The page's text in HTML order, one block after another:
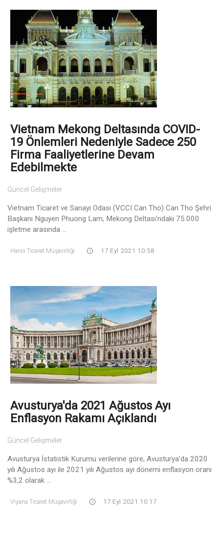
Vietnam Mekong Deltasında COVID-
19 Önlemleri Nedeniyle Sadece 250
Firma Faaliyetlerine Devam
Edebilmekte
Güncel Gelişmeler
Vietnam Ticaret ve Sanayi Odası (VCCI Can Tho) Can Tho Şehri
Başkanı Nguyen Phuong Lam, Mekong Deltası'ndaki 75.000
işletme arasında ...
Hanoi Ticaret Müşavirliği 17 Eyl 2021 10:58
Avusturya'da 2021 Ağustos Ayı
Enflasyon Rakamı Açıklandı
Güncel Gelişmeler
Avusturya İstatistik Kurumu verilerine göre, Avusturya'da 2020
yılı Ağustos ayı ile 2021 yılı Ağustos ayı dönemi enflasyon oranı
%3,2 olarak ...
Viyana Ticaret Müşavirliği 17 Eyl 2021 10:17